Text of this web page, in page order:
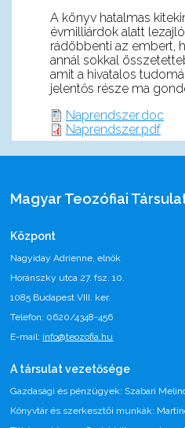
A könyv hatalmas
évmilliárdok alatt
rádöbbenti az embert,
annál sokkal
amit a hivatalos
jelentős része ma
Naprendszer.doc
Naprendszer.pdf
Magyar Teozófiai
Központ
Nagyiday Adrienne, elnök
Horánszky utca 27. fsz. 10.
1085 Budapest VIII. ker.
Telefon: 0620/4348-456
E-mail: info@teozofia.hu
A társulat vezetősége
Gazdasági és pénzügyek: Szabari
Könyvtár és szerkesztői munkák: